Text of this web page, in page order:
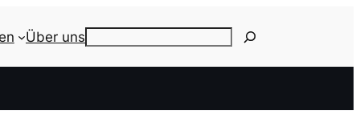
Über uns